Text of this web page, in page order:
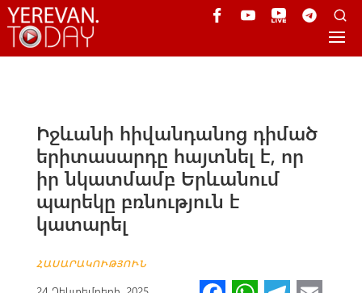
Իջևանի հիվանդանոց դիմած
երիտասարդը հայտնել է, որ
իր նկատմամբ Երևանում
պարեկը բռնnւթյուն է
կատարել
ՀԱՍԱՐԱԿՈՒԹՅՈՒՆ